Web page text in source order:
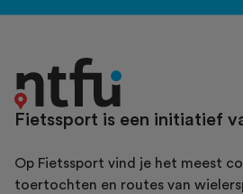
Fietssport is een initiatief
Op Fietssport vind je het meest
toertochten en routes van